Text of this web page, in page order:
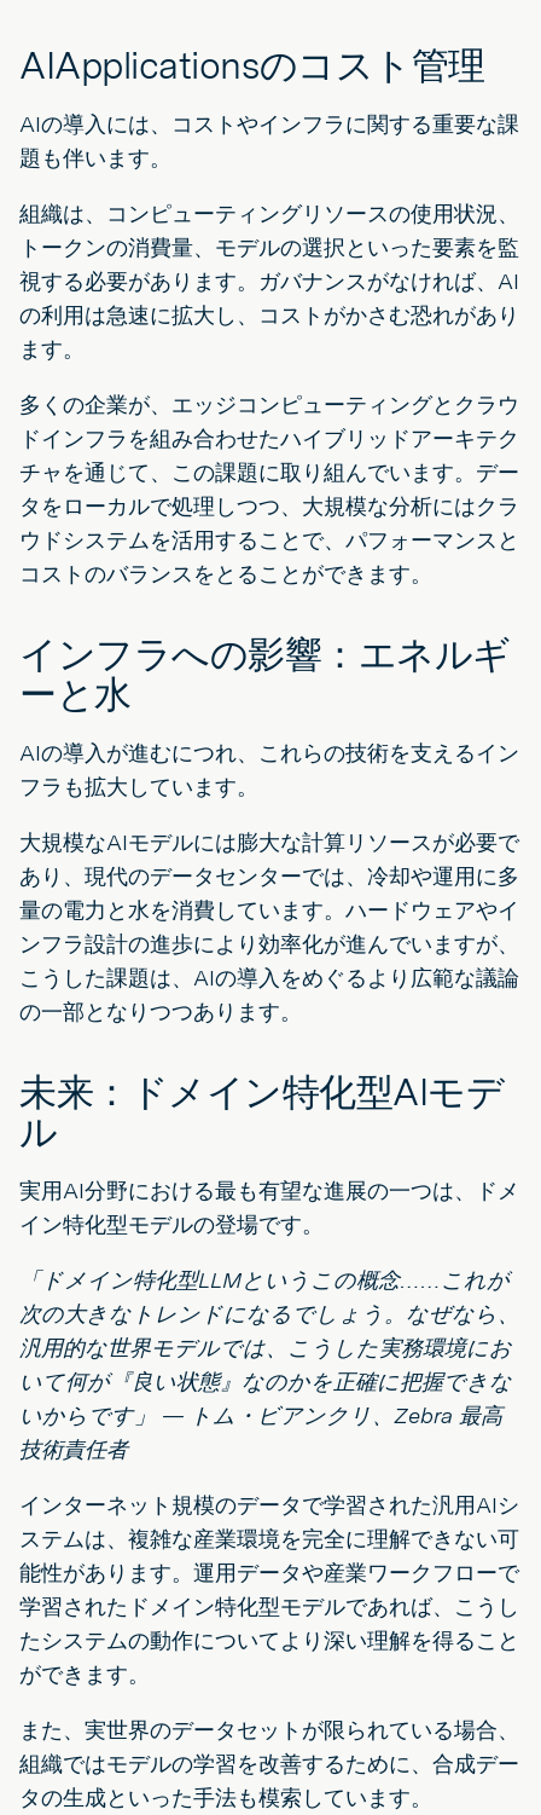
AIApplicationsのコスト管理
AIの導入には、コストやインフラに関する重要な課
題も伴います。
組織は、コンピューティングリソースの使用状況、
トークンの消費量、モデルの選択といった要素を監
視する必要があります。ガバナンスがなければ、AI
の利用は急速に拡大し、コストがかさむ恐れがあり
ます。
多くの企業が、エッジコンピューティングとクラウ
ドインフラを組み合わせたハイブリッドアーキテク
チャを通じて、この課題に取り組んでいます。デー
タをローカルで処理しつつ、大規模な分析にはクラ
ウドシステムを活用することで、パフォーマンスと
コストのバランスをとることができます。
インフラへの影響：エネルギ
ーと水
AIの導入が進むにつれ、これらの技術を支えるイン
フラも拡大しています。
大規模なAIモデルには膨大な計算リソースが必要で
あり、現代のデータセンターでは、冷却や運用に多
量の電力と水を消費しています。ハードウェアやイ
ンフラ設計の進歩により効率化が進んでいますが、
こうした課題は、AIの導入をめぐるより広範な議論
の一部となりつつあります。
未来：ドメイン特化型AIモデ
ル
実用AI分野における最も有望な進展の一つは、ドメ
イン特化型モデルの登場です。
「ドメイン特化型LLMというこの概念……これが
次の大きなトレンドになるでしょう。なぜなら、
汎用的な世界モデルでは、こうした実務環境にお
いて何が『良い状態』なのかを正確に把握できな
いからです」 — トム・ビアンクリ、Zebra 最高
技術責任者
インターネット規模のデータで学習された汎用AIシ
ステムは、複雑な産業環境を完全に理解できない可
能性があります。運用データや産業ワークフローで
学習されたドメイン特化型モデルであれば、こうし
たシステムの動作についてより深い理解を得ること
ができます。
また、実世界のデータセットが限られている場合、
組織ではモデルの学習を改善するために、合成デー
タの生成といった手法も模索しています。